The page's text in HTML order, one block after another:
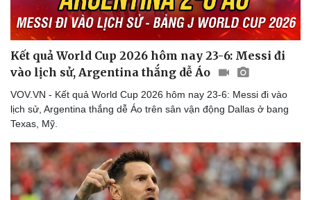
Kết quả World Cup 2026 hôm nay 23-6: Messi đi
vào lịch sử, Argentina thắng dễ Áo
VOV.VN - Kết quả World Cup 2026 hôm nay 23-6: Messi đi vào
lịch sử, Argentina thắng dễ Áo trên sân vận động Dallas ở bang
Texas, Mỹ.